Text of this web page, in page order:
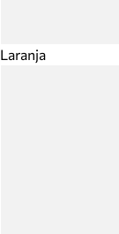
Laranja